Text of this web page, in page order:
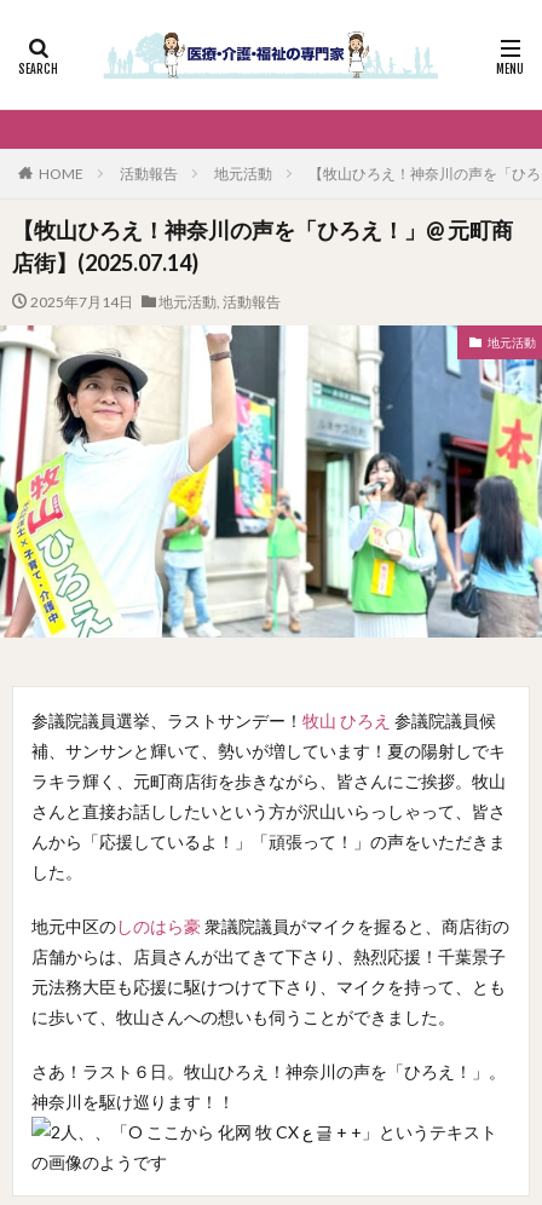
HOME 活動報告 地元活動 【牧山ひろえ！神奈川の声を「ひ
【牧山ひろえ！神奈川の声を「ひろえ！」@ 元町商
店街】(2025.07.14)
2025年7月14日 地元活動, 活動報告
地元活動
参議院議員選挙、ラストサンデー！ 牧山 ひろえ 参議院議員候
補、サンサンと輝いて、勢いが増しています！夏の陽射しでキ
ラキラ輝く、元町商店街を歩きながら、皆さんにご挨拶。牧山
さんと直接お話ししたいという方が沢山いらっしゃって、皆さ
んから「応援しているよ！」「頑張って！」の声をいただきま
した。
地元中区のしのはら豪衆議院議員がマイクを握ると、商店街の
店舗からは、店員さんが出てきて下さり、熱烈応援！千葉景子
元法務大臣も応援に駆けつけて下さり、マイクを持って、とも
に歩いて、牧山さんへの想いも伺うことができました。
さあ！ラスト６日。牧山ひろえ！神奈川の声を「ひろえ！」。
神奈川を駆け巡ります！！